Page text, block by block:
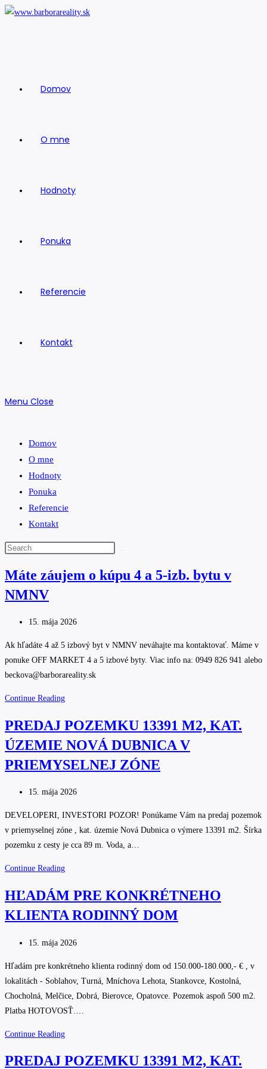
Skip
Domov
O mne
Hodnoty
Ponuka
Referencie
Kontakt
Menu Close
Domov
O mne
Hodnoty
Ponuka
Referencie
Kontakt
Search
website
Máte záujem o kúpu 4 a 5-izb. bytu v
NMNV
Post
15. mája 2026
Ak hľadáte 4 až 5 izbový byt v NMNV neváhajte ma kontaktovať. Máme v
ponuke OFF MARKET 4 a 5 izbové byty. Viac info na: 0949 826 941 alebo
beckova@barborareality.sk
Continue ReadingMáte
o
kúpu
a
5-
bytu
v
NMNV
PREDAJ POZEMKU 13391 M2, KAT.
ÚZEMIE NOVÁ DUBNICA V
PRIEMYSELNEJ ZÓNE
Post
15. mája 2026
DEVELOPERI, INVESTORI POZOR! Ponúkame Vám na predaj pozemok
v priemyselnej zóne , kat. územie Nová Dubnica o výmere 13391 m2. Šírka
pozemku z cesty je cca 89 m. Voda, a…
Continue ReadingPREDAJ
13391
M2,
ÚZEMIE
PRIEMYSELNEJ
HĽADÁM PRE KONKRÉTNEHO
KLIENTA RODINNÝ DOM
Post
15. mája 2026
Hľadám pre konkrétneho klienta rodinný dom od 150.000-180.000,- € , v
lokalitách - Soblahov, Turná, Mníchova Lehota, Stankovce, Kostolná,
Chocholná, Melčice, Dobrá, Bierovce, Opatovce. Pozemok aspoň 500 m2.
Platba HOTOVOSŤ.…
Continue ReadingHĽADÁM
KONKRÉTNEHO
PREDAJ POZEMKU 13391 M2, KAT.